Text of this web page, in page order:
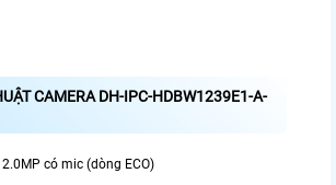
CAMERA DH-IPC-HDBW1239E1-A-
có mic (dòng ECO)